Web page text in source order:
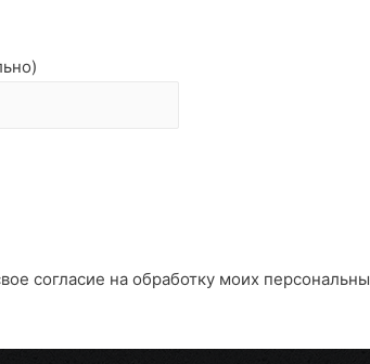
согласие на обработку моих